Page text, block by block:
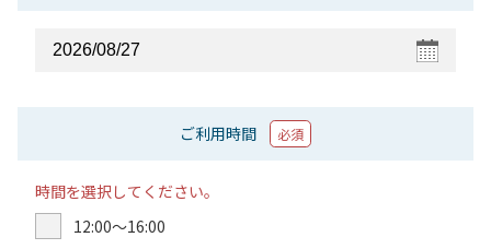
ご利用時間 必須
時間を選択してください。
12:00〜16:00